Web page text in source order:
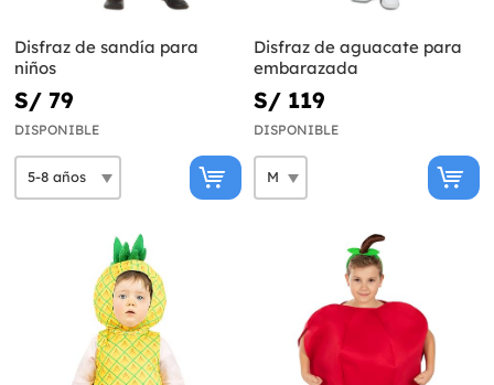
Disfraz de sandía para
niños
S/ 79
DISPONIBLE
Disfraz de aguacate para
embarazada
S/ 119
DISPONIBLE